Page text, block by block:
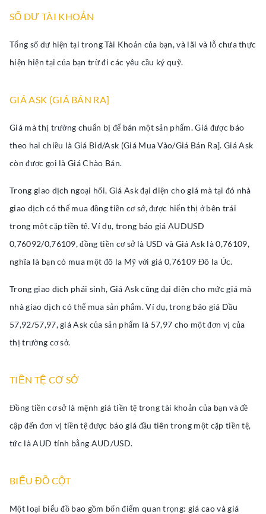
SỐ DƯ TÀI KHOẢN
Tổng số dư hiện tại trong Tài Khoản của bạn, và lãi và lỗ chưa thực
hiện hiện tại của bạn trừ đi các yêu cầu ký quỹ.
GIÁ ASK (GIÁ BÁN RA]
Giá mà thị trường chuẩn bị để bán một sản phẩm. Giá được báo
theo hai chiều là Giá Bid/Ask (Giá Mua Vào/Giá Bán Ra]. Giá Ask
còn được gọi là Giá Chào Bán.
Trong giao dịch ngoại hối, Giá Ask đại diện cho giá mà tại đó nhà
giao dịch có thể mua đồng tiền cơ sở, được hiển thị ở bên trái
trong một cặp tiền tệ. Ví dụ, trong báo giá AUDUSD
0,76092/0,76109, đồng tiền cơ sở là USD và Giá Ask là 0,76109,
nghĩa là bạn có mua một đô la Mỹ với giá 0,76109 Đô la Úc.
Trong giao dịch phái sinh, Giá Ask cũng đại diện cho mức giá mà
nhà giao dịch có thể mua sản phẩm. Ví dụ, trong báo giá Dầu
57,92/57,97, giá Ask của sản phẩm là 57,97 cho một đơn vị của
thị trường cơ sở.
TIỀN TỆ CƠ SỞ
Đồng tiền cơ sở là mệnh giá tiền tệ trong tài khoản của bạn và đề
cập đến đơn vị tiền tệ được báo giá đầu tiên trong một cặp tiền tệ,
tức là AUD tính bằng AUD/USD.
BIỂU ĐỒ CỘT
Một loại biểu đồ bao gồm bốn điểm quan trọng: giá cao và giá